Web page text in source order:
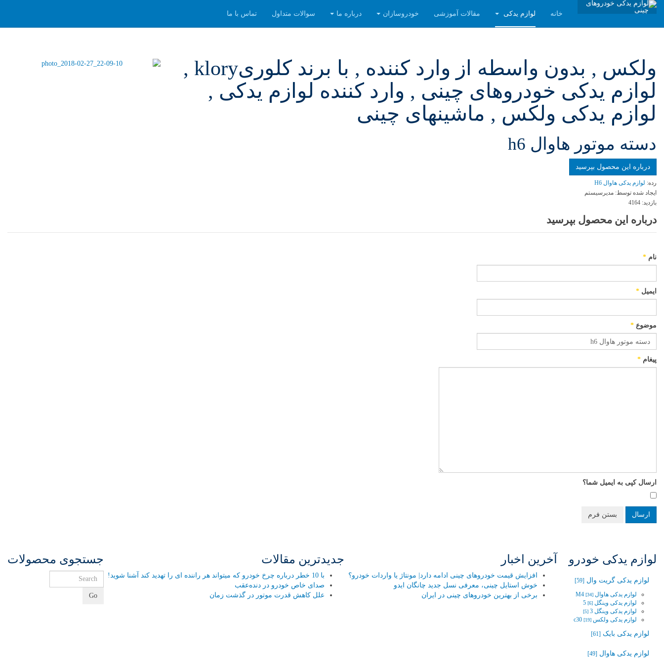
خانه لوازم یدکی مقالات آموزشی خودروسازان درباره ما سوالات متداول تماس با ما
ولکس , بدون واسطه از وارد کننده , با برند کلوریklory ,
لوازم یدکی خودروهای چینی , وارد کننده لوازم یدکی ,
لوازم یدکی ولکس , ماشینهای چینی
دسته موتور هاوال h6
درباره این محصول بپرسید
رده: لوازم یدکی هاوال H6
ایجاد شده توسط: مدیرسیستم
بازدید: 4164
درباره این محصول بپرسید
نام *
ایمیل *
موضوع *
پیغام *
ارسال کپی به ایمیل شما؟
ارسال بستن فرم
لوازم یدکی خودرو
لوازم یدکی گریت وال [59]
لوازم یدکی هاوال M4 [34]
لوازم یدکی وینگل 5‬‎ [6]
لوازم یدکی وینگل 3 [5]
لوازم یدکی ولکس c30 [19]
لوازم یدکی بایک [61]
لوازم یدکی هاوال [49]
آخرین اخبار
افزایش قیمت خودروهای چینی ادامه دارد| مونتاژ یا واردات خودرو؟
خوش استایل چینی، معرفی نسل جدید چانگان ایدو
برخی از بهترین خودروهای چینی در ایران
جدیدترین مقالات
با 10 خطر درباره چرخ خودرو که میتواند هر راننده ای را تهدید کند آشنا شوید!
صدای خاص خودرو در دنده‌عقب
علل کاهش قدرت موتور در گذشت زمان
جستجوی محصولات
Go